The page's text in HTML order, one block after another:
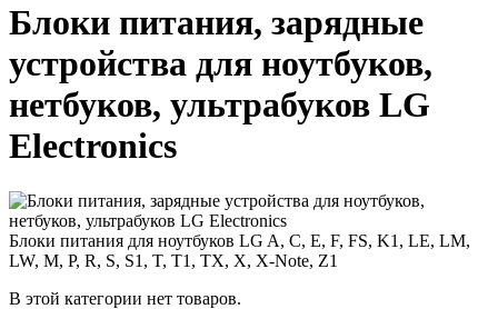
Блоки питания, зарядные
устройства для ноутбуков,
нетбуков, ультрабуков LG
Electronics
Блоки питания для ноутбуков LG A, C, E, F, FS, K1, LE, LM,
LW, M, P, R, S, S1, T, T1, TX, X, X-Note, Z1
В этой категории нет товаров.